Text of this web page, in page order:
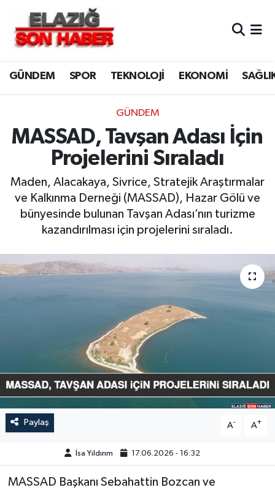
GÜNDEM SPOR TEKNOLOJİ EKONOMİ
GÜNDEM
MASSAD, Tavşan Adası İçin
Projelerini Sıraladı
Maden, Alacakaya, Sivrice, Stratejik Araştırmalar
ve Kalkınma Derneği (MASSAD), Hazar Gölü ve
bünyesinde bulunan Tavşan Adası’nın turizme
kazandırılması için projelerini sıraladı.
Paylaş A- A+
İsa Yıldırım 17.06.2026 - 16:32
MASSAD Başkanı Sebahattin Bozcan ve
CANLI YAYIN
ASAYİŞ
BİLİM VE TEKNOLOJİ
DÜNYA
EKONOMİ
ELAZIĞ
GENEL
GÜNDEM
HABERDE İNSAN
KÜLTÜR-SANAT
MAGAZİN
MEDYA
ÖZEL HABER
POLİTİKA
Merkez Hava Durumu
Merkez Trafik Yoğunluk Haritası
Süper Lig Puan Durumu ve Fikstür
Tüm Manşetler
Son Dakika Haberleri
Haber Arşivi